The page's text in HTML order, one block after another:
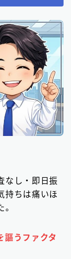
なし・即日振
持ちは痛いほ
謳うファクタ